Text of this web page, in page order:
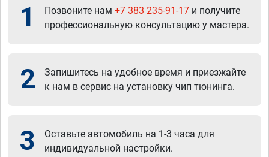
1 Позвоните нам +7 383 235-91-17 и получите
профессиональную консультацию у мастера.
2
Запишитесь на удобное время и приезжайте
к нам в сервис на установку чип тюнинга.
3
Оставьте автомобиль на 1-3 часа для
индивидуальной настройки.